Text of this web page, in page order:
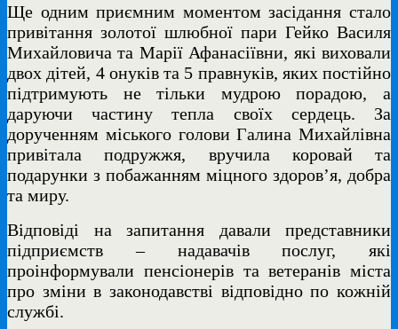
Ще одним приємним моментом засідання стало
привітання золотої шлюбної пари Гейко Василя
Михайловича та Марії Афанасіївни, які виховали
двох дітей, 4 онуків та 5 правнуків, яких постійно
підтримують не тільки мудрою порадою, а
даруючи частину тепла своїх сердець. За
дорученням міського голови Галина Михайлівна
привітала подружжя, вручила коровай та
подарунки з побажанням міцного здоров’я, добра
та миру.
Відповіді на запитання давали представники
підприємств – надавачів послуг, які
проінформували пенсіонерів та ветеранів міста
про зміни в законодавстві відповідно по кожній
службі.